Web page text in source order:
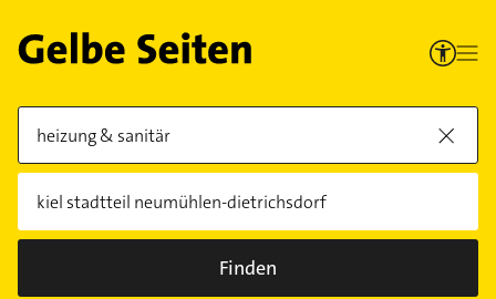
Finden